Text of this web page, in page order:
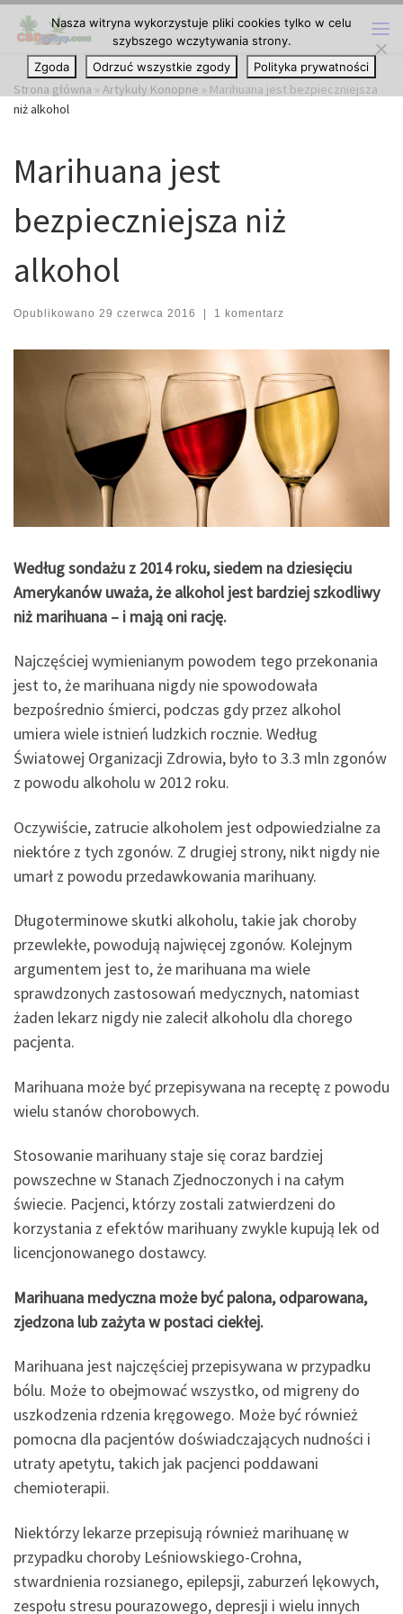
Przejdź do treści
Strona główna » Artykuły Konopne » Marihuana jest bezpieczniejsza
niż alkohol
Marihuana jest
bezpieczniejsza niż
alkohol
Opublikowano 29 czerwca 2016 | 1 komentarz
Według sondażu z 2014 roku, siedem na dziesięciu
Amerykanów uważa, że alkohol jest bardziej szkodliwy
niż marihuana – i mają oni rację.
Najczęściej wymienianym powodem tego przekonania
jest to, że marihuana nigdy nie spowodowała
bezpośrednio śmierci, podczas gdy przez alkohol
umiera wiele istnień ludzkich rocznie. Według
Światowej Organizacji Zdrowia, było to 3.3 mln zgonów
z powodu alkoholu w 2012 roku.
Oczywiście, zatrucie alkoholem jest odpowiedzialne za
niektóre z tych zgonów. Z drugiej strony, nikt nigdy nie
umarł z powodu przedawkowania marihuany.
Długoterminowe skutki alkoholu, takie jak choroby
przewlekłe, powodują najwięcej zgonów. Kolejnym
argumentem jest to, że marihuana ma wiele
sprawdzonych zastosowań medycznych, natomiast
żaden lekarz nigdy nie zalecił alkoholu dla chorego
pacjenta.
Marihuana może być przepisywana na receptę z powodu
wielu stanów chorobowych.
Stosowanie marihuany staje się coraz bardziej
powszechne w Stanach Zjednoczonych i na całym
świecie. Pacjenci, którzy zostali zatwierdzeni do
korzystania z efektów marihuany zwykle kupują lek od
licencjonowanego dostawcy.
Marihuana medyczna może być palona, odparowana,
zjedzona lub zażyta w postaci ciekłej.
Marihuana jest najczęściej przepisywana w przypadku
bólu. Może to obejmować wszystko, od migreny do
uszkodzenia rdzenia kręgowego. Może być również
pomocna dla pacjentów doświadczających nudności i
utraty apetytu, takich jak pacjenci poddawani
chemioterapii.
Niektórzy lekarze przepisują również marihuanę w
przypadku choroby Leśniowskiego-Crohna,
stwardnienia rozsianego, epilepsji, zaburzeń lękowych,
zespołu stresu pourazowego, depresji i wielu innych
Nasza witryna wykorzystuje pliki cookies tylko w celu
szybszego wczytywania strony.
Zgoda
Odrzuć wszystkie zgody Polityka prywatności